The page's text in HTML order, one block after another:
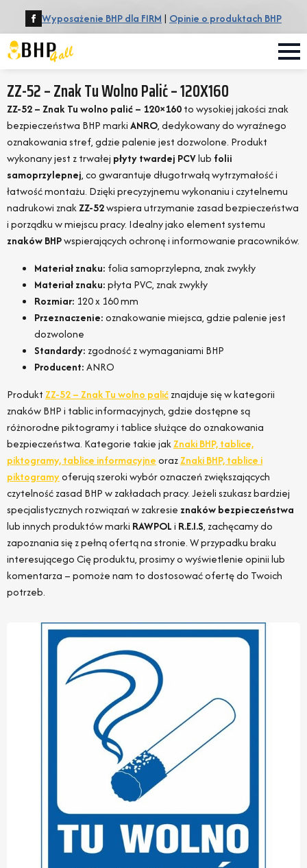
Wyposażenie BHP dla FIRM | Opinie o produktach BHP
ZZ-52 – Znak Tu Wolno Palić – 120X160
ZZ-52 – Znak Tu wolno palić – 120×160to wysokiej jakości znak
bezpieczeństwa BHP markiANRO, dedykowany do wyraźnego
oznakowania stref, gdzie palenie jest dozwolone. Produkt
wykonany jest z trwałej płyty twardej PCVlub folii
samoprzylepnej, co gwarantuje długotrwałą wytrzymałość i
łatwość montażu. Dzięki precyzyjnemu wykonaniu i czytelnemu
nadrukowi znakZZ-52wspiera utrzymanie zasad bezpieczeństwa
i porządku w miejscu pracy. Idealny jako element systemu
znaków BHPwspierających ochronę i informowanie pracowników.
Materiał znaku: folia samoprzylepna, znak zwykły
Materiał znaku:płyta PVC, znak zwykły
Rozmiar: 120 x 160 mm
Przeznaczenie:oznakowanie miejsca, gdzie palenie jest
dozwolone
Standardy: zgodność z wymaganiami BHP
Producent:ANRO
ProduktZZ-52 – Znak Tu wolno palićznajduje się w kategorii
znaków BHP i tablic informacyjnych, gdzie dostępne są
różnorodne piktogramy i tablice służące do oznakowania
bezpieczeństwa. Kategorie takie jakZnaki BHP, tablice,
piktogramy, tablice informacyjneorazZnaki BHP, tablice i
piktogramyoferują szeroki wybór oznaczeń zwiększających
czytelność zasad BHP w zakładach pracy. Jeżeli szukasz bardziej
specjalistycznych rozwiązań w zakresie znaków bezpieczeństwa
lub innych produktów marki RAWPOLi R.E.I.S, zachęcamy do
zapoznania się z pełną ofertą na stronie. W przypadku braku
interesującego Cię produktu, prosimy o wyświetlenie opinii lub
komentarza – pomoże nam to dostosować ofertę do Twoich
potrzeb.